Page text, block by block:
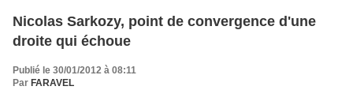
Nicolas Sarkozy, point de convergence d'une
droite qui échoue
Publié le 30/01/2012 à 08:11
Par FARAVEL